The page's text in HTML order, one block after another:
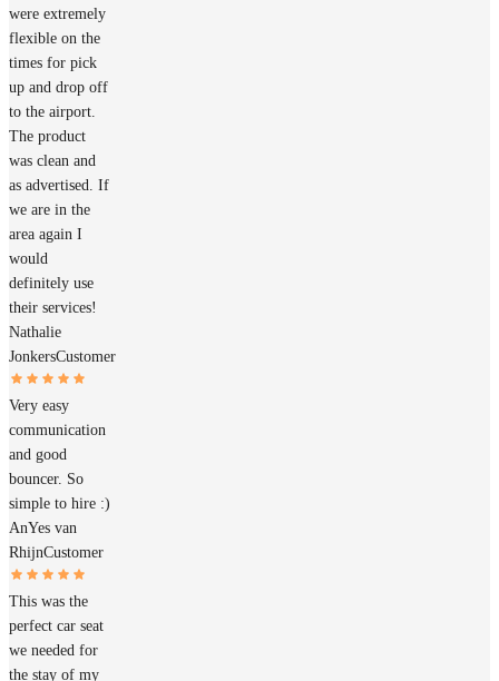
were extremely
flexible on the
times for pick
up and drop off
to the airport.
The product
was clean and
as advertised. If
we are in the
area again I
would
definitely use
their services!
Nathalie
JonkersCustomer
Very easy
communication
and good
bouncer. So
simple to hire :)
AnYes van
RhijnCustomer
This was the
perfect car seat
we needed for
the stay of my